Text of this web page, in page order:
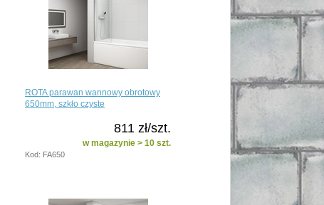
ROTA parawan wannowy obrotowy
650mm, szkło czyste
811 zł/szt.
w magazynie > 10 szt.
Kod: FA650